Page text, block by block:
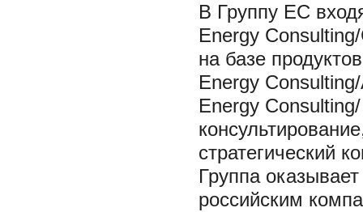
В Группу ЕС
Energy
на базе
Energy
Energy
стратегический
Группа
российским